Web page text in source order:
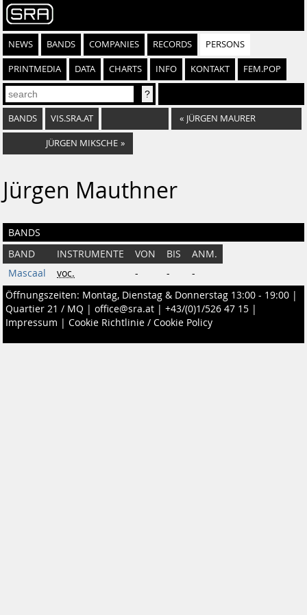
NEWS BANDS COMPANIES RECORDS PERSONS
PRINTMEDIA DATA CHARTS INFO KONTAKT FEM.POP
BANDS VIS.SRA.AT « JÜRGEN MAURER
JÜRGEN MIKSCHE »
Jürgen Mauthner
BANDS
BAND INSTRUMENTE VON BIS
ANM.
Mascaal
voc. - -
-
Öffnungszeiten: Montag, Dienstag & Donnerstag 13:00 - 19:00 |
Quartier 21 / MQ | office@sra.at | +43/(0)1/526 47 15 |
Impressum | Cookie Richtlinie / Cookie Policy